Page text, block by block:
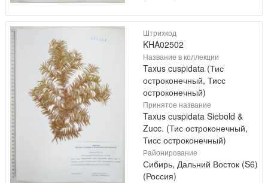
Штрихкод
KHA02502
Название в коллекции
Taxus cuspidata (Тис
остроконечный, Тисс
остроконечный)
Принятое название
Taxus cuspidata Siebold &
Zucc. (Тис остроконечный,
Тисс остроконечный)
Районирование
Сибирь, Дальний Восток (S6)
(Россия)